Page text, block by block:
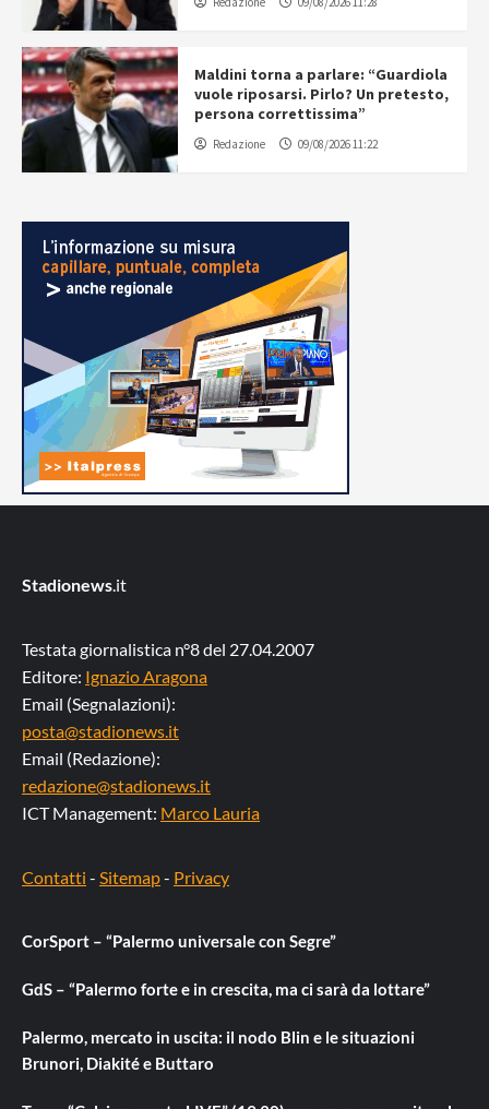
Maldini torna a parlare: “Guardiola
vuole riposarsi. Pirlo? Un pretesto,
persona correttissima”
Redazione 09/08/2026 11:22
Stadionews.it
Testata giornalistica n°8 del 27.04.2007
Editore: Ignazio Aragona
Email (Segnalazioni):
posta@stadionews.it
Email (Redazione):
redazione@stadionews.it
ICT Management: Marco Lauria
Contatti - Sitemap- Privacy
CorSport – “Palermo universale con Segre”
GdS – “Palermo forte e in crescita, ma ci sarà da lottare”
Palermo, mercato in uscita: il nodo Blin e le situazioni
Brunori, Diakité e Buttaro